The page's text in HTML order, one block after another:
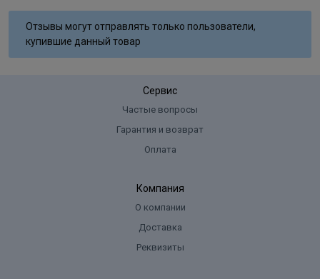
Отзывы могут отправлять только пользователи,
купившие данный товар
Сервис
Частые вопросы
Гарантия и возврат
Оплата
Компания
О компании
Доставка
Реквизиты